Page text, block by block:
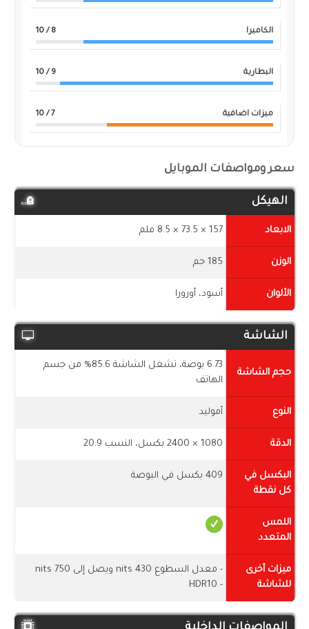
الكاميرا 8
/ 10
البطارية 9
/ 10
ميزات اضافية 7
/ 10
سعر ومواصفات الموبايل
الهيكل
الابعاد 157 × 73.5 × 8.5 ملم
الوزن 185 جم
الألوان أسود، أورورا
الشاشة
حجم الشاشة
6.73 بوصة، تشغل الشاشة 85.6% من جسم
الهاتف
النوع أموليد
الدقة 1080 × 2400 بكسل، النسب 20:9
البكسل في
كل نقطة
409 بكسل في البوصة
اللمس
المتعدد
ميزات أخرى
للشاشة
- معدل السطوع 430 nits ويصل إلى 750 nits
- HDR10